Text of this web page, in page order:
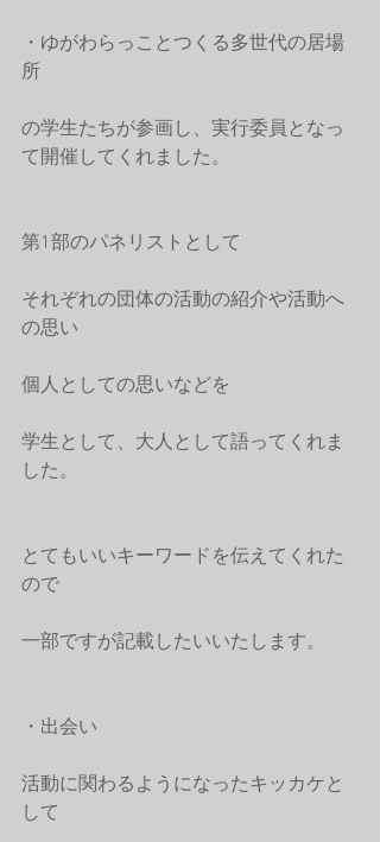
・ゆがわらっことつくる多世代の居場
所
の学生たちが参画し、実行委員となっ
て開催してくれました。
第1部のパネリストとして
それぞれの団体の活動の紹介や活動へ
の思い
個人としての思いなどを
学生として、大人として語ってくれま
した。
とてもいいキーワードを伝えてくれた
ので
一部ですが記載したいいたします。
・出会い
活動に関わるようになったキッカケと
して